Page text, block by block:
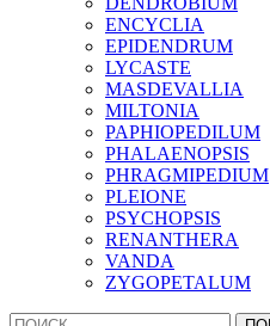
ENCYCLIA
EPIDENDRUM
LYCASTE
MASDEVALLIA
MILTONIA
PAPHIOPEDILUM
PHALAENOPSIS
PHRAGMIPEDIUM
PLEIONE
PSYCHOPSIS
RENANTHERA
VANDA
ZYGOPETALUM
Кнопка
Найти: